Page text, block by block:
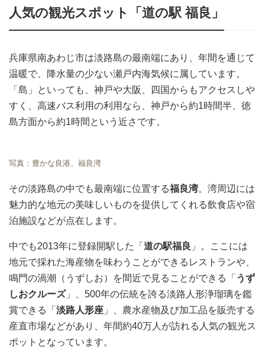
人気の観光スポット「道の駅 福良」
兵庫県南あわじ市は淡路島の最南端にあり、年間を通じて
温暖で、降水量の少ない瀬戸内海気候に属しています。
「島」といっても、神戸や大阪、四国からもアクセスしや
すく、高速バス利用の利用なら、神戸から約1時間半、徳
島方面から約1時間という近さです。
写真：豊かな良港、福良湾
その淡路島の中でも最南端に位置する福良湾。湾周辺には
魅力的な地元の美味しいものを提供してくれる飲食店や宿
泊施設などが点在します。
中でも2013年に登録開駅した「 道の駅福良 」。ここには
地元で採れた海産物を味わうことができるレストランや、
鳴門の渦潮（うずしお）を間近で見ることができる「 うず
しおクルーズ」、500年の伝統を誇る淡路人形浄瑠璃を鑑
賞できる「 淡路人形座 」、農水産物及び加工品を販売する
産直市場などがあり、年間約40万人が訪れる人気の観光ス
ポットとなっています。